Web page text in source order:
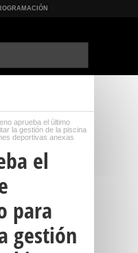
aprueba el último
la gestión de la piscina
deportivas anexas
el
para
gestión